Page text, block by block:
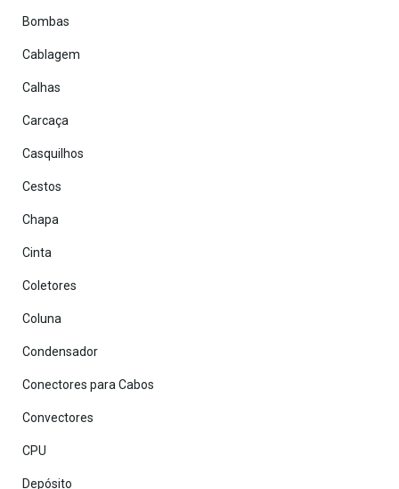
Bombas
Cablagem
Calhas
Carcaça
Casquilhos
Cestos
Chapa
Cinta
Coletores
Coluna
Condensador
Conectores para Cabos
Convectores
CPU
Depósito